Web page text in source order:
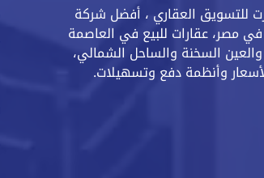
للتسويق العقاري ، أفضل شركة
مصر، عقارات للبيع في العاصمة
والعين السخنة والساحل الشمالي،
وأنظمة دفع وتسهيلات.